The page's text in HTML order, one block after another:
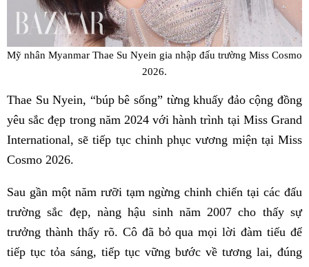
Mỹ nhân Myanmar Thae Su Nyein gia nhập đấu trường Miss Cosmo
2026.
Thae Su Nyein, “búp bê sống” từng khuấy đảo cộng đồng
yêu sắc đẹp trong năm 2024 với hành trình tại Miss Grand
International, sẽ tiếp tục chinh phục vương miện tại Miss
Cosmo 2026.
Sau gần một năm rưỡi tạm ngừng chinh chiến tại các đấu
trường sắc đẹp, nàng hậu sinh năm 2007 cho thấy sự
trưởng thành thấy rõ. Cô đã bỏ qua mọi lời đàm tiếu để
tiếp tục tỏa sáng, tiếp tục vững bước về tương lai, đúng